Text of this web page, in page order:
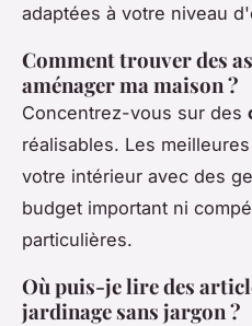
adaptées à votre niveau
Comment trouver des
aménager ma maison ?
Concentrez-vous sur des
réalisables. Les
votre intérieur avec des
budget important ni
particulières.
Où puis-je lire des
jardinage sans jargon ?